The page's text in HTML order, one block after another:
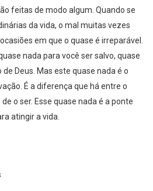
feitas de modo algum. Quando se
da vida, o mal muitas vezes
em que o quase é irreparável.
nada para você ser salvo, quase
Deus. Mas este quase nada é o
É a diferença que há entre o
o ser. Esse quase nada é a ponte
atingir a vida.